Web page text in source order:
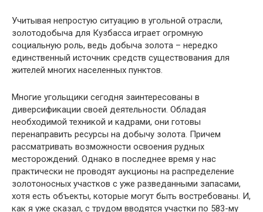
Учитывая непростую ситуацию в угольной отрасли,
золотодобыча для Кузбасса играет огромную
социальную роль, ведь добыча золота – нередко
единственный источник средств существования для
жителей многих населенных пунктов.
Многие угольщики сегодня заинтересованы в
диверсификации своей деятельности. Обладая
необходимой техникой и кадрами, они готовы
перенаправить ресурсы на добычу золота. Причем
рассматривать возможности освоения рудных
месторождений. Однако в последнее время у нас
практически не проводят аукционы на распределение
золотоносных участков с уже разведанными запасами,
хотя есть объекты, которые могут быть востребованы. И,
как я уже сказал, с трудом вводятся участки по 583-му